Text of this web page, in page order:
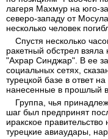
лагеря Махмур на юго-
северо-западу от
несколько человек
Спустя несколько
ракетный обстрел взяла
"Ахрар Синджар". В ее
социальных сетях,
турецкой базе в ответ
нанесенные в прошлый
Группа, чья
шаг был предпринят
иракское
турецкие авиаудары,